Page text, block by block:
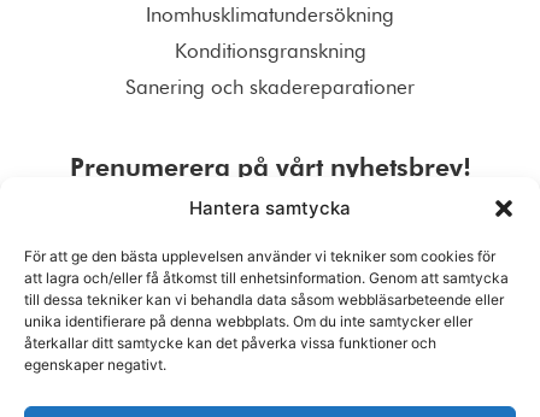
Hantera samtycka
För att ge den bästa upplevelsen använder vi tekniker som cookies för
att lagra och/eller få åtkomst till enhetsinformation. Genom att samtycka
till dessa tekniker kan vi behandla data såsom webbläsarbeteende eller
unika identifierare på denna webbplats. Om du inte samtycker eller
återkallar ditt samtycke kan det påverka vissa funktioner och
egenskaper negativt.
Inomhusklimatundersökning
Konditionsgranskning
Sanering och skadereparationer
Prenumerera på vårt nyhetsbrev!
PRENUMERERA